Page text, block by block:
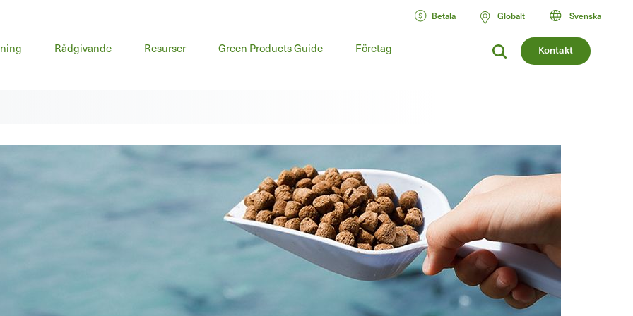
Kontakt
Rådgivande Resurser Green Products Guide Företag
Betala Globalt Svenska